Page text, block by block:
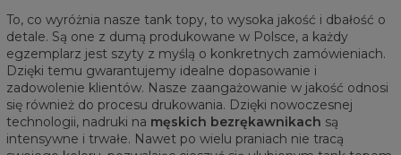
To, co wyróżnia nasze tank topy, to wysoka jakość i dbałość o
detale. Są one z dumą produkowane w Polsce, a każdy
egzemplarz jest szyty z myślą o konkretnych zamówieniach.
Dzięki temu gwarantujemy idealne dopasowanie i
zadowolenie klientów. Nasze zaangażowanie w jakość odnosi
się również do procesu drukowania. Dzięki nowoczesnej
technologii, nadruki na męskich bezrękawnikach są
intensywne i trwałe. Nawet po wielu praniach nie tracą